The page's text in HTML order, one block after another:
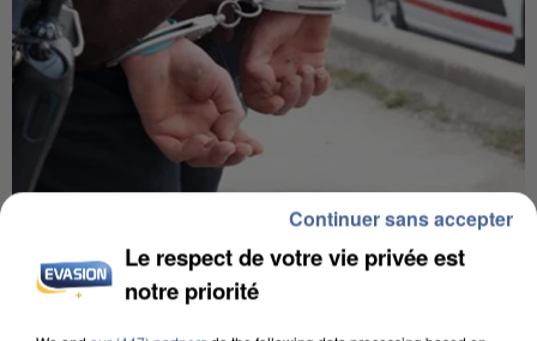
L’UN DES FONDATEURS SUPPOSÉS DE LA DZ
MAFIA INTERPELLÉ EN ALGÉRIE
Le respect de votre vie privée est
notre priorité
Continuer sans accepter